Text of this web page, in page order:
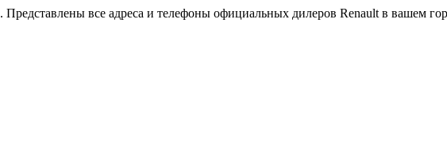
все адреса и телефоны официальных дилеров Renault в вашем